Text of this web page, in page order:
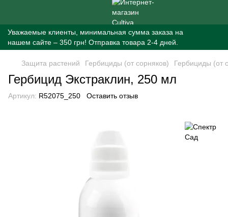
Уважаемые клиенты, минимальная сумма заказа на
нашем сайте – 350 грн! Отправка товара 2-4 дней.
Защита растений Гербициды (от сорняков) Гербициды (от
Гербицид Экстраклин, 250 мл
Артикул: R52075_250 Оставить отзыв